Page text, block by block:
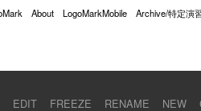
About LogoMarkMobile Archive/特定演
EDIT FREEZE RENAME NEW